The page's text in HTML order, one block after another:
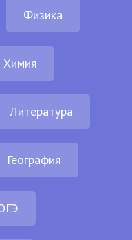
Физика
Химия
Литература
География